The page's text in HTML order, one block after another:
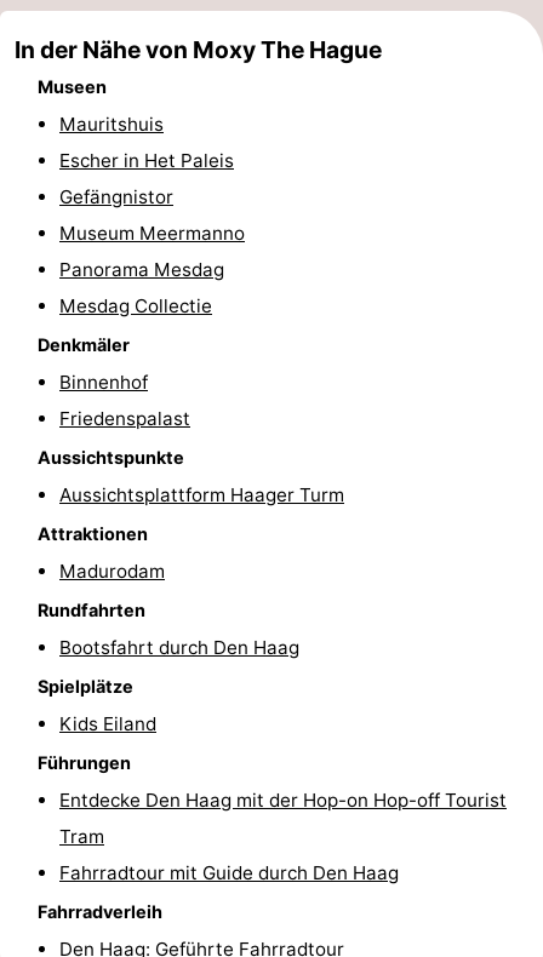
Unterhaltung
-
Spielplätze
Indoor-
Spielplätze
Dörfer
Städte
Natur
Führungen
Sport
Radfahren
Wandern
Golfplatze
Sportangeln
Shoppen
und
trinken
Veranstaltungen
Praktisch
Forum
Route
In der Nähe von Moxy The Hague
Museen
Mauritshuis
Escher in Het Paleis
Gefängnistor
Museum Meermanno
Panorama Mesdag
Mesdag Collectie
Denkmäler
Binnenhof
Friedenspalast
Aussichtspunkte
Aussichtsplattform Haager Turm
Attraktionen
Madurodam
Rundfahrten
Bootsfahrt durch Den Haag
Spielplätze
Kids Eiland
Führungen
Entdecke Den Haag mit der Hop-on Hop-off Tourist
Tram
Fahrradtour mit Guide durch Den Haag
Fahrradverleih
Den Haag: Geführte Fahrradtour